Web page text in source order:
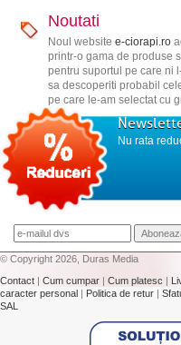
Noutati
Noul website e-ciorapi.ro
printr-o gama de produse
pentru suportul pe care ni
sa descoperiti probabil
pe care le-am selectat cu
Nu rata
© Copyright 2026, Duras Media
Contact | Cum cumpar | Cum platesc |
caracter personal | Politica de retur |
SAL